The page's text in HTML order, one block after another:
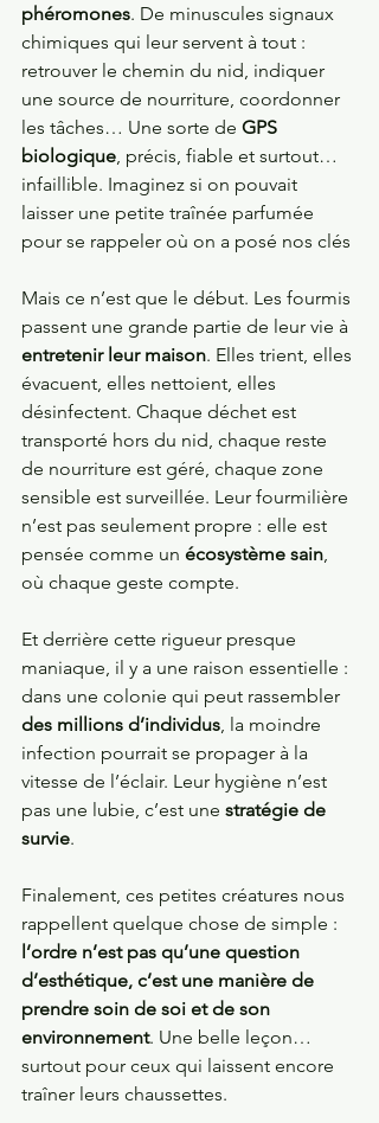
phéromones. De minuscules signaux
chimiques qui leur servent à tout :
retrouver le chemin du nid, indiquer
une source de nourriture, coordonner
les tâches… Une sorte de GPS
biologique, précis, fiable et surtout…
infaillible. Imaginez si on pouvait
laisser une petite traînée parfumée
pour se rappeler où on a posé nos clés
Mais ce n’est que le début. Les fourmis
passent une grande partie de leur vie à
entretenir leur maison. Elles trient, elles
évacuent, elles nettoient, elles
désinfectent. Chaque déchet est
transporté hors du nid, chaque reste
de nourriture est géré, chaque zone
sensible est surveillée. Leur fourmilière
n’est pas seulement propre : elle est
pensée comme un écosystème sain,
où chaque geste compte.
Et derrière cette rigueur presque
maniaque, il y a une raison essentielle :
dans une colonie qui peut rassembler
des millions d’individus, la moindre
infection pourrait se propager à la
vitesse de l’éclair. Leur hygiène n’est
pas une lubie, c’est une stratégie de
survie.
Finalement, ces petites créatures nous
rappellent quelque chose de simple :
l’ordre n’est pas qu’une question
d’esthétique, c’est une manière de
prendre soin de soi et de son
environnement. Une belle leçon…
surtout pour ceux qui laissent encore
traîner leurs chaussettes.